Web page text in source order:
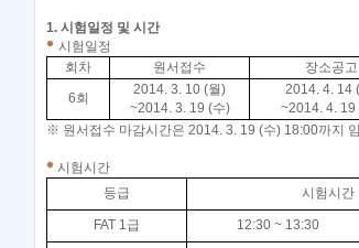
한국공인
1. 시험일정 및 시간
시험일정
회차
원서접수 장소공고
6회
2014. 3. 10 (월)
~2014. 3. 19 (수)
2014. 4. 14 (
~2014. 4. 19
※ 원서접수 마감시간은 2014. 3. 19 (수) 18:00까지 임
시험시간
등급
시험시간
FAT 1급 12:30 ~ 13:30